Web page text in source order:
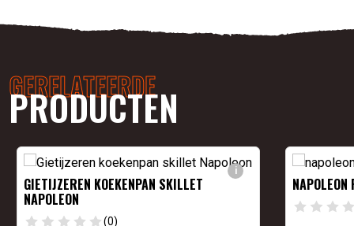
GERELATEERDE
PRODUCTEN
i
GIETIJZEREN KOEKENPAN SKILLET
NAPOLEON
(0)
NAPOLEON